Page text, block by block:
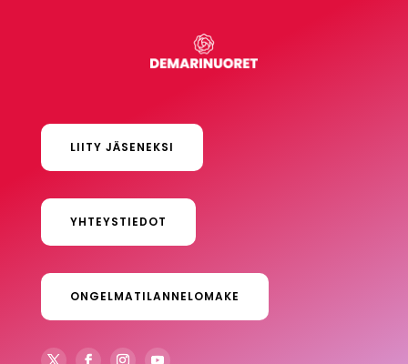
LIITY JÄSENEKSI
YHTEYSTIEDOT
ONGELMATILANNELOMAKE